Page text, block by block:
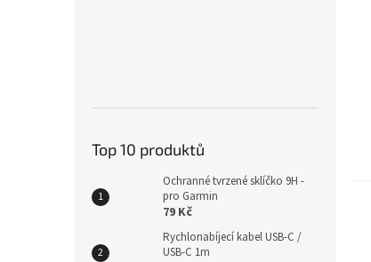
Top 10 produktů
Ochranné tvrzené sklíčko 9H -
pro Garmin
79 Kč
Rychlonabíjecí kabel USB-C /
USB-C 1m